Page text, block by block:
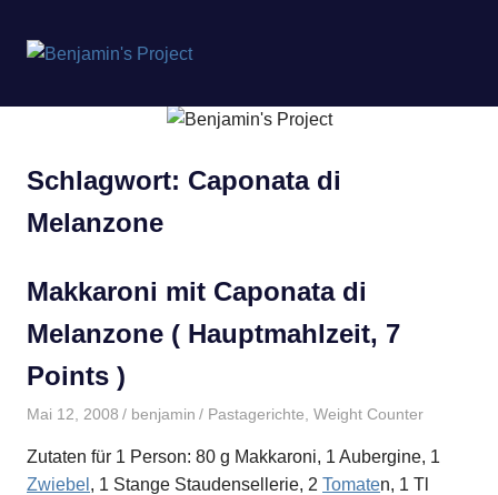
springen
Project
Schlagwort: Caponata di
Melanzone
Makkaroni mit Caponata di
Melanzone ( Hauptmahlzeit, 7
Points )
Mai 12, 2008 benjamin Pastagerichte Weight Counter
Zutaten für 1 Person: 80 g Makkaroni, 1 Aubergine, 1
Zwiebel , 1 Stange Staudensellerie, 2 Tomaten, 1 Tl